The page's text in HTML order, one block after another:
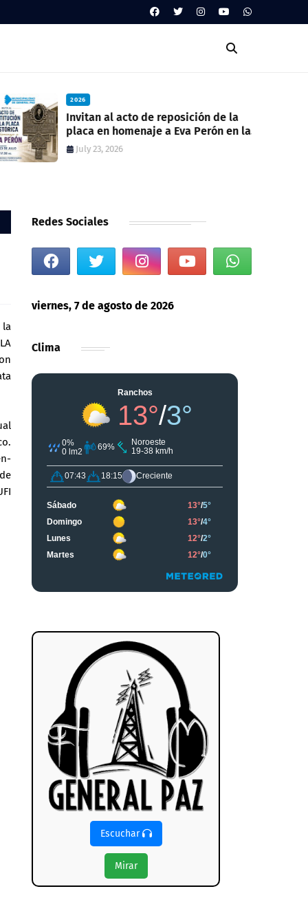
2026
Invitan al acto de reposición de la
placa en homenaje a Eva Perón en la
ex estación del ferrocarril
July 23, 2026
la
Redes Sociales
viernes, 7 de agosto de 2026
Clima
Escuchar
Mirar